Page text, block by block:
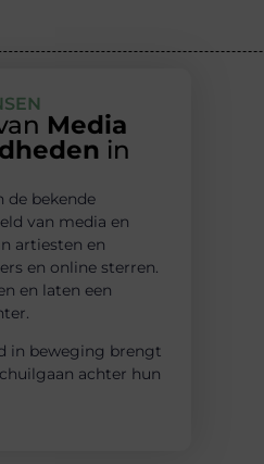
Media
in
de bekende
van media en
artiesten en
en online sterren.
en laten een
in beweging brengt
achter hun